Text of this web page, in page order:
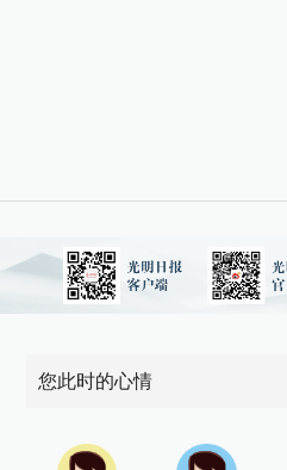
您此时的心情